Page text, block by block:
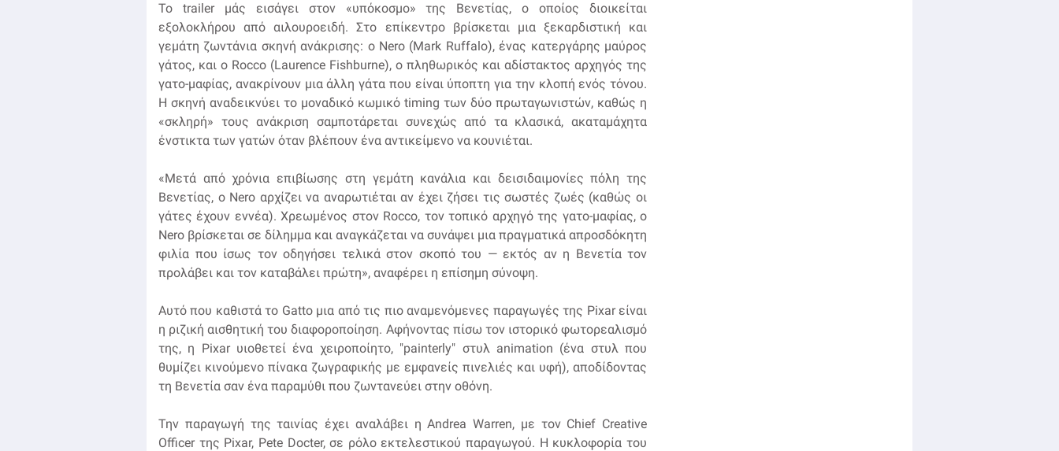
Το trailer μάς εισάγει στον «υπόκοσμο» της Βενετίας, ο οποίος διοικείται
εξολοκλήρου από αιλουροειδή. Στο επίκεντρο βρίσκεται μια ξεκαρδιστική και
γεμάτη ζωντάνια σκηνή ανάκρισης: ο Nero (Mark Ruffalo), ένας κατεργάρης μαύρος
γάτος, και ο Rocco (Laurence Fishburne), ο πληθωρικός και αδίστακτος αρχηγός της
γατο-μαφίας, ανακρίνουν μια άλλη γάτα που είναι ύποπτη για την κλοπή ενός τόνου.
Η σκηνή αναδεικνύει το μοναδικό κωμικό timing των δύο πρωταγωνιστών, καθώς η
«σκληρή» τους ανάκριση σαμποτάρεται συνεχώς από τα κλασικά, ακαταμάχητα
ένστικτα των γατών όταν βλέπουν ένα αντικείμενο να κουνιέται.
«Μετά από χρόνια επιβίωσης στη γεμάτη κανάλια και δεισιδαιμονίες πόλη της
Βενετίας, ο Nero αρχίζει να αναρωτιέται αν έχει ζήσει τις σωστές ζωές (καθώς οι
γάτες έχουν εννέα). Χρεωμένος στον Rocco, τον τοπικό αρχηγό της γατο-μαφίας, ο
Nero βρίσκεται σε δίλημμα και αναγκάζεται να συνάψει μια πραγματικά απροσδόκητη
φιλία που ίσως τον οδηγήσει τελικά στον σκοπό του — εκτός αν η Βενετία τον
προλάβει και τον καταβάλει πρώτη», αναφέρει η επίσημη σύνοψη.
Αυτό που καθιστά το Gatto μια από τις πιο αναμενόμενες παραγωγές της Pixar είναι
η ριζική αισθητική του διαφοροποίηση. Αφήνοντας πίσω τον ιστορικό φωτορεαλισμό
της, η Pixar υιοθετεί ένα χειροποίητο, "painterly" στυλ animation (ένα στυλ που
θυμίζει κινούμενο πίνακα ζωγραφικής με εμφανείς πινελιές και υφή), αποδίδοντας
τη Βενετία σαν ένα παραμύθι που ζωντανεύει στην οθόνη.
Την παραγωγή της ταινίας έχει αναλάβει η Andrea Warren, με τον Chief Creative
Officer της Pixar, Pete Docter, σε ρόλο εκτελεστικού παραγωγού. Η κυκλοφορία του